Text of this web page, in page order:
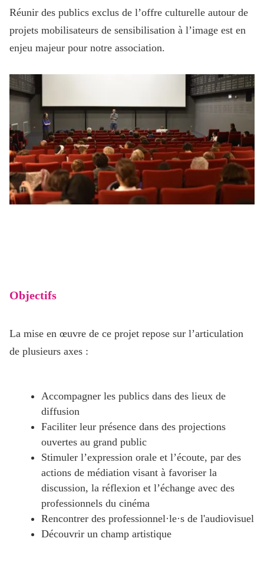
Réunir des publics exclus de l’offre culturelle autour de
projets mobilisateurs de sensibilisation à l’image est en
enjeu majeur pour notre association.
Objectifs
La mise en œuvre de ce projet repose sur l’articulation
de plusieurs axes :
Accompagner les publics dans des lieux de
diffusion
Faciliter leur présence dans des projections
ouvertes au grand public
Stimuler l’expression orale et l’écoute, par des
actions de médiation visant à favoriser la
discussion, la réflexion et l’échange avec des
professionnels du cinéma
Rencontrer des professionnel·le·s de l'audiovisuel
Découvrir un champ artistique